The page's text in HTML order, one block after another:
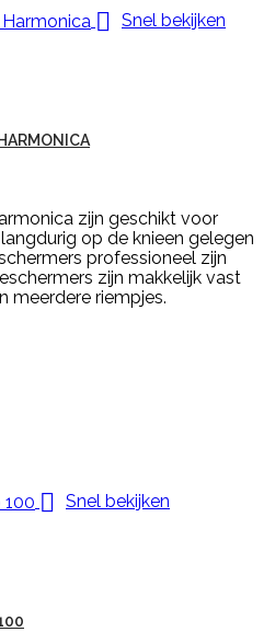
 Snel bekijken
zijn geschikt voor
op de knieen gelegen
professioneel zijn
zijn makkelijk vast
meerdere riempjes.
 Snel bekijken